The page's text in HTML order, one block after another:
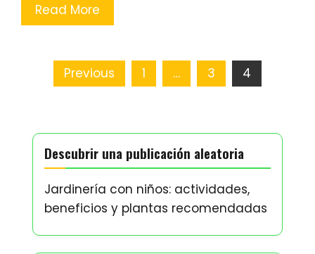
Read More
PostsPrevious 1 … 3 4
Descubrir una publicación aleatoria
Jardinería con niños: actividades,
beneficios y plantas recomendadas